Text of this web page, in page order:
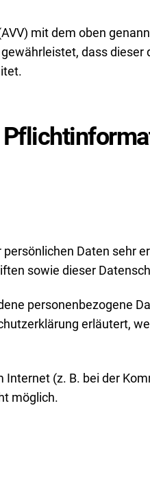
mit dem oben
dass
Daten sehr
sowie dieser
personenbezogene
erläutert,
(z. B. bei der
möglich.